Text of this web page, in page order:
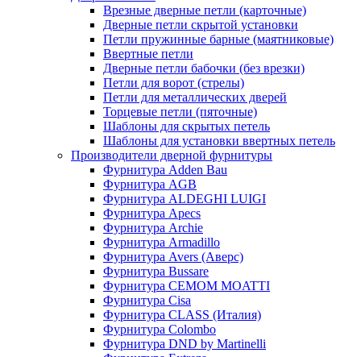
Врезные дверные петли (карточные)
Дверные петли скрытой установки
Петли пружинные барные (маятниковые)
Ввертные петли
Дверные петли бабочки (без врезки)
Петли для ворот (стрелы)
Петли для металлических дверей
Торцевые петли (пяточные)
Шаблоны для скрытых петель
Шаблоны для установки ввертных петель
Производители дверной фурнитуры
Фурнитура Adden Bau
Фурнитура AGB
Фурнитура ALDEGHI LUIGI
Фурнитура Apecs
Фурнитура Archie
Фурнитура Armadillo
Фурнитура Avers (Аверс)
Фурнитура Bussare
Фурнитура CEMOM MOATTI
Фурнитура Cisa
Фурнитура CLASS (Италия)
Фурнитура Colombo
Фурнитура DND by Martinelli